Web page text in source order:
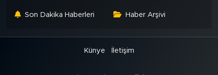
Son Dakika Haberleri Haber Arşivi
Künye İletişim